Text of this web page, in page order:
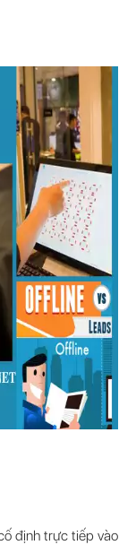
định trực tiếp vào